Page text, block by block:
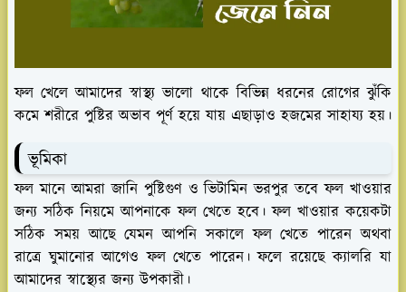
ফল খেলে আমাদের স্বাস্থ্য ভালো থাকে বিভিন্ন ধরনের রোগের ঝুঁকি
কমে শরীরে পুষ্টির অভাব পূর্ণ হয়ে যায় এছাড়াও হজমের সাহায্য হয়।
ভূমিকা
ফল মানে আমরা জানি পুষ্টিগুণ ও ভিটামিন ভরপুর তবে ফল খাওয়ার
জন্য সঠিক নিয়মে আপনাকে ফল খেতে হবে। ফল খাওয়ার কয়েকটা
সঠিক সময় আছে যেমন আপনি সকালে ফল খেতে পারেন অথবা
রাত্রে ঘুমানোর আগেও ফল খেতে পারেন। ফলে রয়েছে ক্যালরি যা
আমাদের স্বাস্থ্যের জন্য উপকারী।